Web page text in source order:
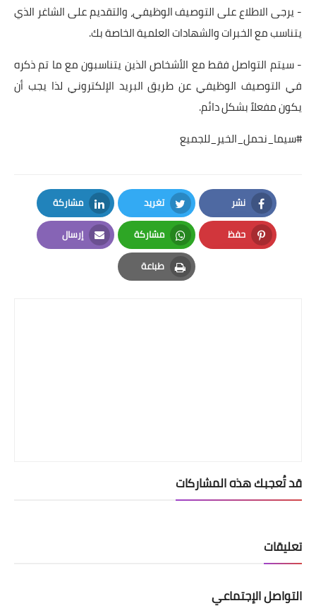
- يرجى الاطلاع على التوصيف الوظيفي، والتقديم على الشاغر الذي
يتناسب مع الخبرات والشهادات العلمية الخاصة بك.
- سيتم التواصل فقط مع الأشخاص الذين يتناسبون مع ما تم ذكره
في التوصيف الوظيفي عن طريق البريد الإلكتروني لذا يجب أن
يكون مفعلاً بشكل دائم.
#سيما_نحمل_الخير_للجميع
نشر
Facebook
تغريد
Twitter
مشاركة
LinkedIn
حفظ
Pinterest
مشاركة
Whatsapp
إرسال
Email
طباعة
Print
قد تُعجبك هذه المشاركات
تعليقات
التواصل الإجتماعي